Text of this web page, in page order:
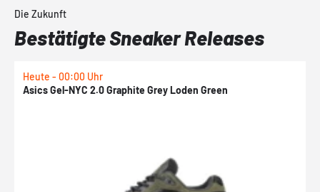
Die Zukunft
Bestätigte Sneaker Releases
Heute - 00:00 Uhr
Asics Gel-NYC 2.0 Graphite Grey Loden Green